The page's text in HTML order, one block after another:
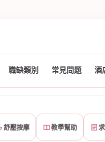
職缺類別 常見問題 酒
舒壓按摩 教學幫助